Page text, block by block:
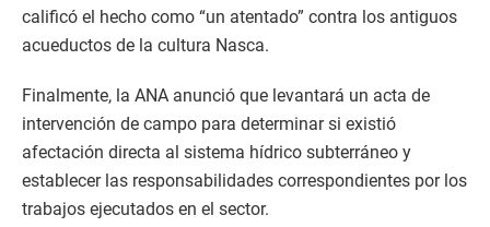
calificó el hecho como “un atentado” contra los antiguos
acueductos de la cultura Nasca.
Finalmente, la ANA anunció que levantará un acta de
intervención de campo para determinar si existió
afectación directa al sistema hídrico subterráneo y
establecer las responsabilidades correspondientes por los
trabajos ejecutados en el sector.